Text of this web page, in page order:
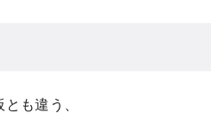
も違う、